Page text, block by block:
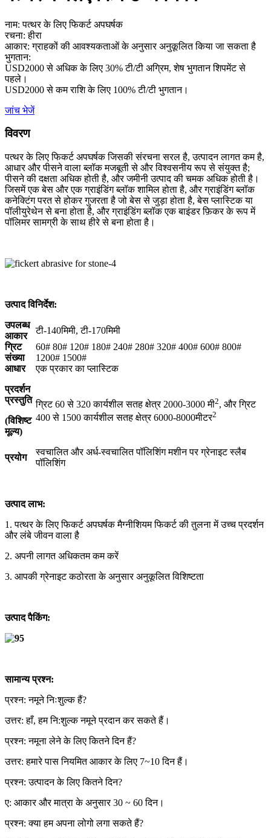
नाम: पत्थर के लिए फिकर्ट अपघर्षक
रचना: हीरा
आकार: ग्राहकों की आवश्यकताओं के अनुसार अनुकूलित किया जा सकता है
भुगतान:
USD2000 से अधिक के लिए 30% टी/टी अग्रिम, शेष भुगतान शिपमेंट से
पहले।
USD2000 से कम राशि के लिए 100% टी/टी भुगतान।
जांच भेजें
विवरण
पत्थर के लिए फिकर्ट अपघर्षक जिसकी संरचना सरल है, उत्पादन लागत कम है,
आधार और पीसने वाला ब्लॉक मजबूती से और विश्वसनीय रूप से संयुक्त है;
पीसने की दक्षता अधिक होती है, और जमीनी उत्पाद की चमक अधिक होती है।
जिसमें एक बेस और एक ग्राइंडिंग ब्लॉक शामिल होता है, और ग्राइंडिंग ब्लॉक
कनेक्टिंग परत से होकर गुजरता है जो बेस से जुड़ा होता है, बेस प्लास्टिक या
पॉलीयुरेथेन से बना होता है, और ग्राइंडिंग ब्लॉक एक बाइंडर फ़िकर के रूप में
पॉलिमर सामग्री के साथ हीरे से बना होता है।
उत्पाद विनिर्देश:
उपलब्ध
आकार
टी-140मिमी, टी-170मिमी
ग्रिट
संख्या
60# 80# 120# 180# 240# 280# 320# 400# 600# 800#
1200# 1500#
आधार
एक प्रकार का प्लास्टिक
प्रदर्शन
प्रस्तुति
(विशिष्ट
मूल्य)
ग्रिट 60 से 320 कार्यशील सतह क्षेत्र 2000-3000 मी2, और ग्रिट
400 से 1500 कार्यशील सतह क्षेत्र 6000-8000मीटर2
प्रयोग
स्वचालित और अर्ध-स्वचालित पॉलिशिंग मशीन पर ग्रेनाइट स्लैब
पॉलिशिंग
उत्पाद लाभ:
1. पत्थर के लिए फिकर्ट अपघर्षक मैग्नीशियम फिकर्ट की तुलना में उच्च प्रदर्शन
और लंबे जीवन वाला है
2. अपनी लागत अधिकतम कम करें
3. आपकी ग्रेनाइट कठोरता के अनुसार अनुकूलित विशिष्टता
उत्पाद पैकिंग:
सामान्य प्रश्न:
प्रश्न: नमूने निःशुल्क हैं?
उत्तर: हाँ, हम नि:शुल्क नमूने प्रदान कर सकते हैं।
प्रश्न: नमूना लेने के लिए कितने दिन हैं?
उत्तर: हमारे पास नियमित आकार के लिए 7~10 दिन हैं।
प्रश्न: उत्पादन के लिए कितने दिन?
ए: आकार और मात्रा के अनुसार 30 ~ 60 दिन।
प्रश्न: क्या हम अपना लोगो लगा सकते हैं?